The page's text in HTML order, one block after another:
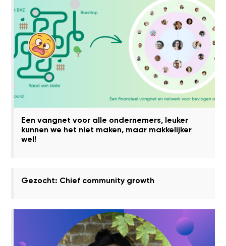
Een vangnet voor alle ondernemers, leuker
kunnen we het niet maken, maar makkelijker
wel!
Gezocht: Chief community growth